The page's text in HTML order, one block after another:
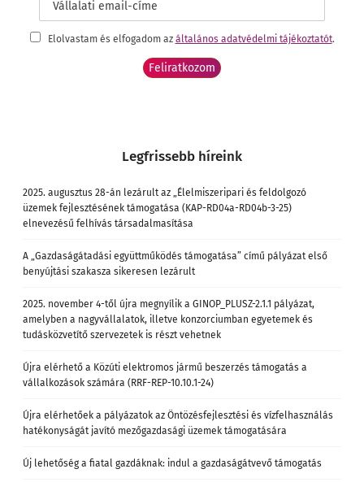
Elolvastam és elfogadom az általános adatvédelmi tájékoztatót.
Legfrissebb híreink
2025. augusztus 28-án lezárult az „Élelmiszeripari és feldolgozó
üzemek fejlesztésének támogatása (KAP-RD04a-RD04b-3-25)
elnevezésű felhívás társadalmasítása
A „Gazdaságátadási együttműködés támogatása” című pályázat első
benyújtási szakasza sikeresen lezárult
2025. november 4-től újra megnyílik a GINOP_PLUSZ-2.1.1 pályázat,
amelyben a nagyvállalatok, illetve konzorciumban egyetemek és
tudásközvetítő szervezetek is részt vehetnek
Újra elérhető a Közúti elektromos jármű beszerzés támogatás a
vállalkozások számára (RRF-REP-10.10.1-24)
Újra elérhetőek a pályázatok az Öntözésfejlesztési és vízfelhasználás
hatékonyságát javító mezőgazdasági üzemek támogatására
Új lehetőség a fiatal gazdáknak: indul a gazdaságátvevő támogatás